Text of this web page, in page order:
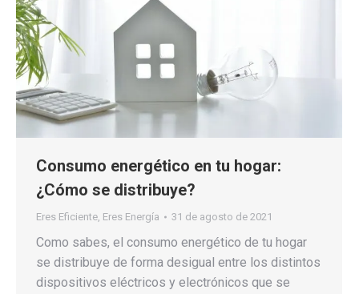
Consumo energético en tu hogar:
¿Cómo se distribuye?
Eres Eficiente, Eres Energía 31 de agosto de 2021
Como sabes, el consumo energético de tu hogar
se distribuye de forma desigual entre los distintos
dispositivos eléctricos y electrónicos que se